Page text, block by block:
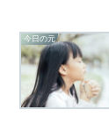
今日の元